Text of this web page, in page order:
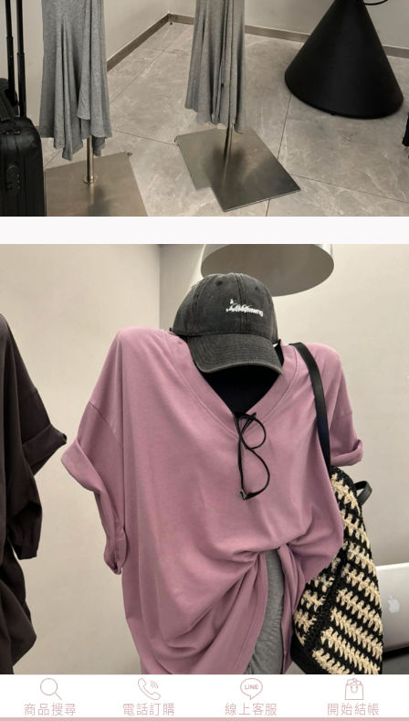
商品搜尋 電話訂購 線上客服 開始結帳
NEW 店長精選 TOP100 小編穿搭